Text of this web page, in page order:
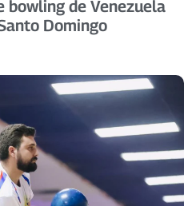
bowling de Venezuela
Domingo